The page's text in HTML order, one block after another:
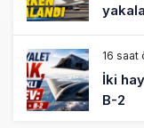
16 saat
İki
B-2